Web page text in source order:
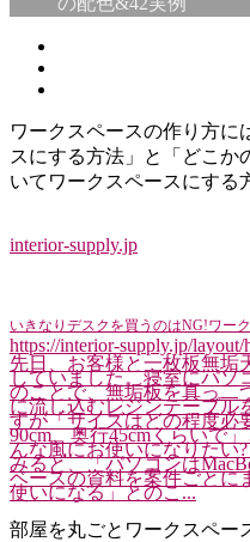
ワークスペースの作り方に
スにする方法」と「どこか
いてワークスペースにする
interior-supply.jp
いきなりデスクを買うのはNG!ワー
https://interior-supply.jp/
先日、お客様と一枚板無垢
していました。寝室にパソ
のことで、無垢板を真っ二
に流し込むレジンテーブル
すが「サイズはどの程度必
90cm、奥行45cmくらいで
んな風にお使いになりたい
みると、「パソコンは
ベースの資料を案件ごとに
使いになる」とのこ...
部屋を丸ごとワークスペー